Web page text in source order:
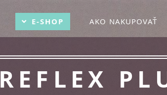
E-SHOP AKO NAKUPOVAŤ
REFLEX